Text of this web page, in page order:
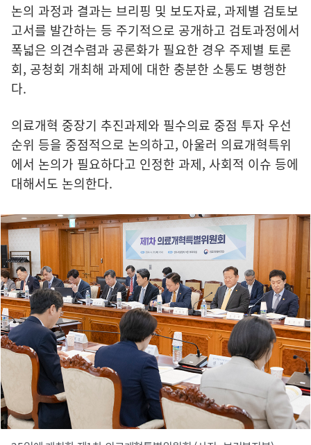
논의 과정과 결과는 브리핑 및 보도자료, 과제별 검토보
고서를 발간하는 등 주기적으로 공개하고 검토과정에서
폭넓은 의견수렴과 공론화가 필요한 경우 주제별 토론
회, 공청회 개최해 과제에 대한 충분한 소통도 병행한
다.
의료개혁 중장기 추진과제와 필수의료 중점 투자 우선
순위 등을 중점적으로 논의하고, 아울러 의료개혁특위
에서 논의가 필요하다고 인정한 과제, 사회적 이슈 등에
대해서도 논의한다.